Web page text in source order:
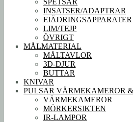
SPETSAR
INSATSER/ADAPTRAR
FJÄDRINGSAPPARATER
LIM/TEJP
ÖVRIGT
MÅLMATERIAL
MÅLTAVLOR
3D-DJUR
BUTTAR
KNIVAR
PULSAR VÄRMEKAMEROR
VÄRMEKAMEROR
MÖRKERSIKTEN
IR-LAMPOR